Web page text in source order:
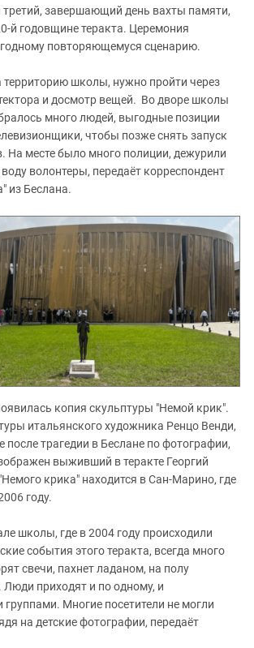
третий, завершающий день вахты памяти,
й годовщине теракта. Церемония
повторяющемуся сценарию.
территорию школы, нужно пройти через
и досмотр вещей. Во дворе школы
много людей, выгодные позиции
чтобы позже снять запуск
На месте было много полиции, дежурили
волонтеры, передаёт корреспондент
из Беслана.
копия скульптуры "Немой крик".
итальянского художника Ренцо Венди,
после трагедии в Беслане по фотографии,
выживший в теракте Георгий
крика" находится в Сан-Марино, где
году.
школы, где в 2004 году происходили
события этого теракта, всегда много
свечи, пахнет ладаном, на полу
приходят и по одному, и
Многие посетители не могли
на детские фотографии, передаёт